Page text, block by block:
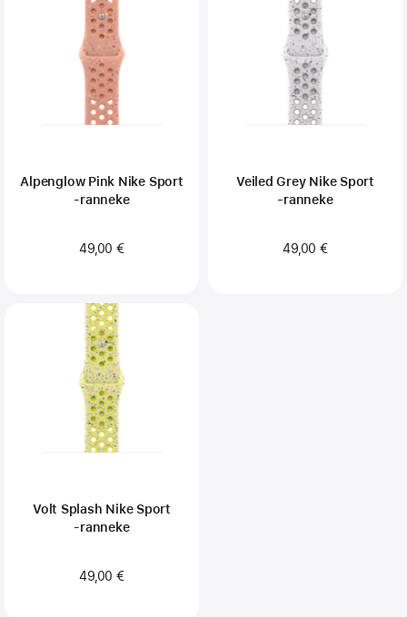
Alpenglow Pink Nike Sport
‑ranneke
49,00 €
Veiled Grey Nike Sport
‑ranneke
49,00 €
Volt Splash Nike Sport
‑ranneke
49,00 €